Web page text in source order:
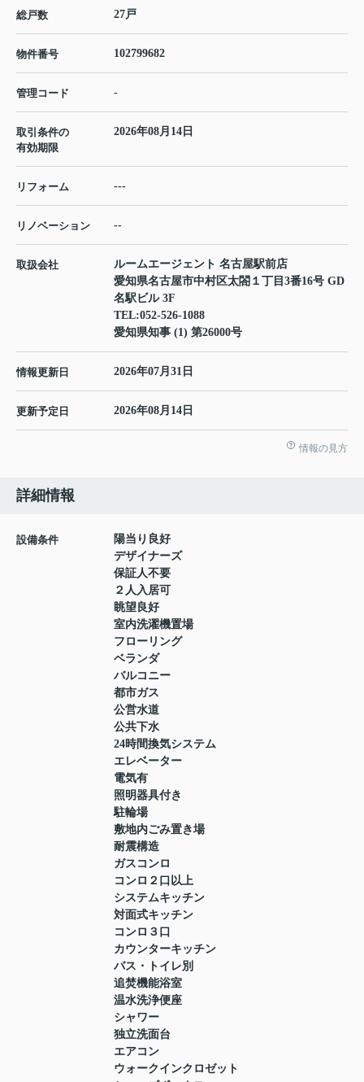
総戸数 27戸
物件番号 102799682
管理コード -
取引条件の
有効期限
2026年08月14日
リフォーム ---
リノベーション --
取扱会社
ルームエージェント 名古屋駅前店
愛知県名古屋市中村区太閤１丁目3番16号 GD
名駅ビル 3F
TEL:052-526-1088
愛知県知事 (1) 第26000号
情報更新日 2026年07月31日
更新予定日 2026年08月14日
情報の見方
詳細情報
設備条件
陽当り良好
デザイナーズ
保証人不要
２人入居可
眺望良好
室内洗濯機置場
フローリング
ベランダ
バルコニー
都市ガス
公営水道
公共下水
24時間換気システム
エレベーター
電気有
照明器具付き
駐輪場
敷地内ごみ置き場
耐震構造
ガスコンロ
コンロ２口以上
システムキッチン
対面式キッチン
コンロ３口
カウンターキッチン
バス・トイレ別
追焚機能浴室
温水洗浄便座
シャワー
独立洗面台
エアコン
ウォークインクロゼット